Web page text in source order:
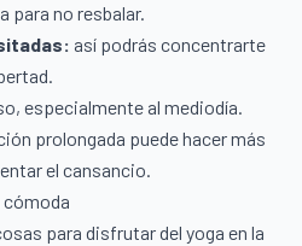
para no resbalar.
así podrás concentrarte
especialmente al mediodía.
prolongada puede hacer más
el cansancio.
cómoda
para disfrutar del yoga en la